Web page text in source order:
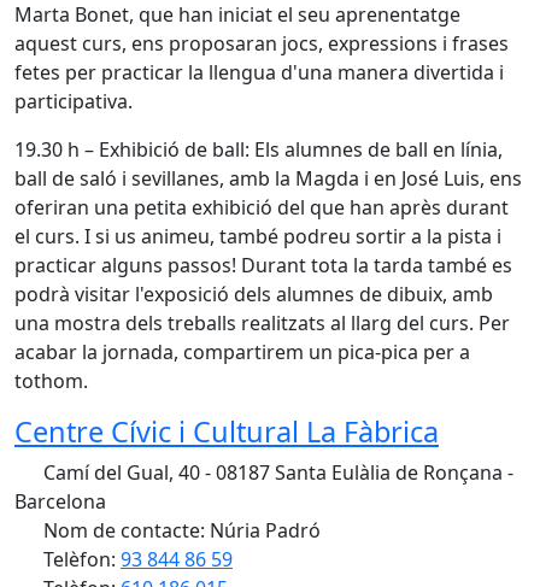
Marta Bonet, que han iniciat el seu aprenentatge
aquest curs, ens proposaran jocs, expressions i frases
fetes per practicar la llengua d'una manera divertida i
participativa.
19.30 h – Exhibició de ball: Els alumnes de ball en línia,
ball de saló i sevillanes, amb la Magda i en José Luis, ens
oferiran una petita exhibició del que han après durant
el curs. I si us animeu, també podreu sortir a la pista i
practicar alguns passos! Durant tota la tarda també es
podrà visitar l'exposició dels alumnes de dibuix, amb
una mostra dels treballs realitzats al llarg del curs. Per
acabar la jornada, compartirem un pica-pica per a
tothom.
Centre Cívic i Cultural La Fàbrica
Camí del Gual, 40 - 08187 Santa Eulàlia de Ronçana -
Barcelona
Nom de contacte: Núria Padró
Telèfon: 93 844 86 59